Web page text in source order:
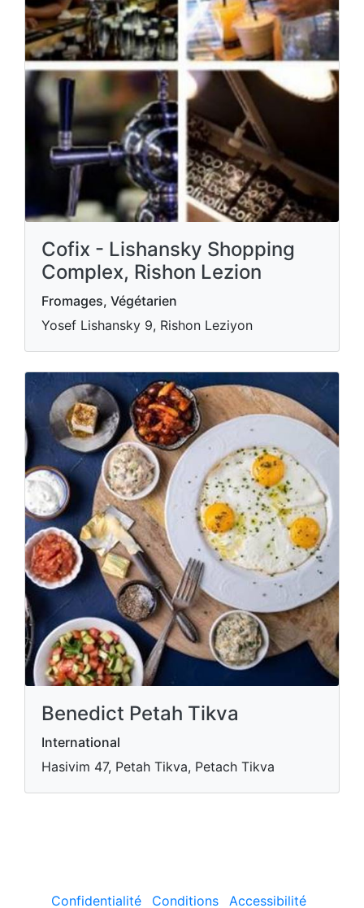
Cofix - Lishansky Shopping
Complex, Rishon Lezion
Fromages, Végétarien
Yosef Lishansky 9, Rishon Leziyon
Benedict Petah Tikva
International
Hasivim 47, Petah Tikva, Petach Tikva
Confidentialité Conditions Accessibilité